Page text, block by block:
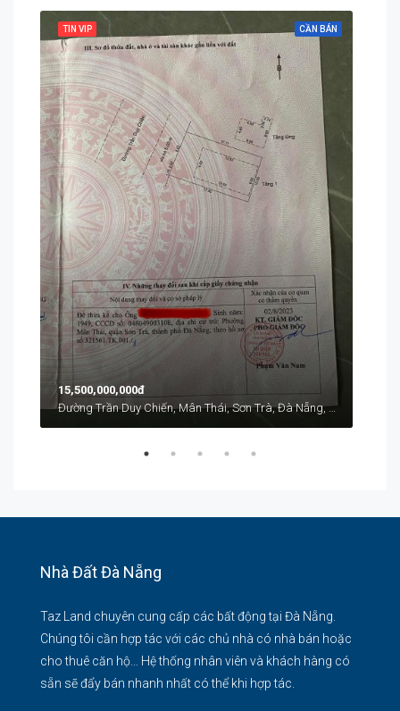
CẦN BÁN
TIN VIP
15,500,000,000đ
Đường Trần Duy Chiến, Mân Thái, Sơn Trà, Đà Nẵng, Việt Nam
Nhà Đất Đà Nẵng
Taz Land chuyên cung cấp các bất động tại Đà Nẵng.
Chúng tôi cần hợp tác với các chủ nhà có nhà bán hoặc
cho thuê căn hộ... Hệ thống nhân viên và khách hàng có
sẵn sẽ đẩy bán nhanh nhất có thể khi hợp tác.